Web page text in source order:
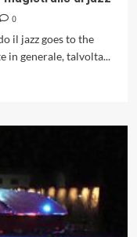
0
il jazz goes to the
in generale, talvolta...